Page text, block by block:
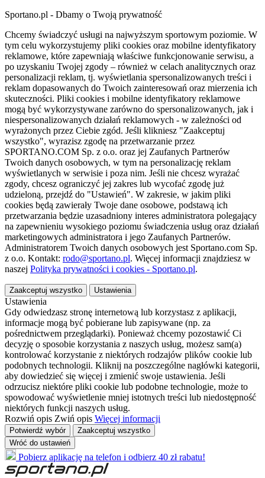
Sportano.pl - Dbamy o Twoją prywatność
Chcemy świadczyć usługi na najwyższym sportowym poziomie. W
tym celu wykorzystujemy pliki cookies oraz mobilne identyfikatory
reklamowe, które zapewniają właściwe funkcjonowanie serwisu, a
po uzyskaniu Twojej zgody – również w celach analitycznych oraz
personalizacji reklam, tj. wyświetlania spersonalizowanych treści i
reklam dopasowanych do Twoich zainteresowań oraz mierzenia ich
skuteczności. Pliki cookies i mobilne identyfikatory reklamowe
mogą być wykorzystywane zarówno do spersonalizowanych, jak i
niespersonalizowanych działań reklamowych - w zależności od
wyrażonych przez Ciebie zgód. Jeśli klikniesz "Zaakceptuj
wszystko", wyrazisz zgodę na przetwarzanie przez
SPORTANO.COM Sp. z o.o. oraz jej Zaufanych Partnerów
Twoich danych osobowych, w tym na personalizację reklam
wyświetlanych w serwisie i poza nim. Jeśli nie chcesz wyrażać
zgody, chcesz ograniczyć jej zakres lub wycofać zgodę już
udzieloną, przejdź do "Ustawień". W zakresie, w jakim pliki
cookies będą zawierały Twoje dane osobowe, podstawą ich
przetwarzania będzie uzasadniony interes administratora polegający
na zapewnieniu wysokiego poziomu świadczenia usług oraz działań
marketingowych administratora i jego Zaufanych Partnerów.
Administratorem Twoich danych osobowych jest Sportano.com Sp.
z o.o. Kontakt: rodo@sportano.pl. Więcej informacji znajdziesz w
naszej Polityka prywatności i cookies - Sportano.pl.
Zaakceptuj wszystko Ustawienia
Ustawienia
Gdy odwiedzasz stronę internetową lub korzystasz z aplikacji,
informacje mogą być pobierane lub zapisywane (np. za
pośrednictwem przeglądarki). Ponieważ chcemy pozostawić Ci
decyzję o sposobie korzystania z naszych usług, możesz sam(a)
kontrolować korzystanie z niektórych rodzajów plików cookie lub
podobnych technologii. Kliknij na poszczególne nagłówki kategorii,
aby dowiedzieć się więcej i zmienić swoje ustawienia. Jeśli
odrzucisz niektóre pliki cookie lub podobne technologie, może to
spowodować wyświetlenie mniej istotnych treści lub niedostępność
niektórych funkcji naszych usług.
Rozwiń opis Zwiń opis Więcej informacji
Potwierdź wybór
Zaakceptuj wszystko
Wróć do ustawień
Pobierz aplikację na telefon i odbierz 40 zł rabatu!